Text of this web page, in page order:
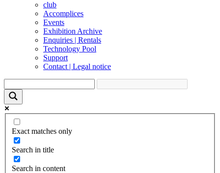
club
Accomplices
Events
Exhibition Archive
Enquiries | Rentals
Technology Pool
Support
Contact | Legal notice
Exact matches only
Search in title
Search in content